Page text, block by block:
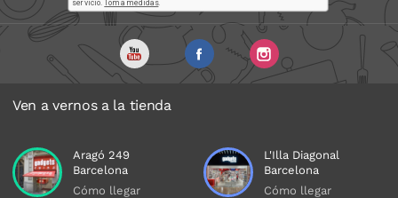
Ven a vernos a la tienda
Aragó 249
Barcelona
Cómo llegar
L'Illa Diagonal
Barcelona
Cómo llegar